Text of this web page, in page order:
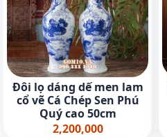
Đôi lọ dáng dế men lam
cổ vẽ Cá Chép Sen Phú
Quý cao 50cm
2,200,000